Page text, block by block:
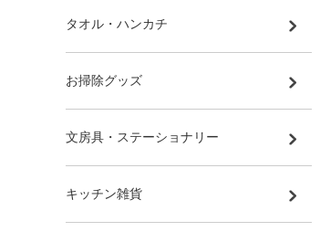
タオル・ハンカチ
お掃除グッズ
文房具・ステーショナリー
キッチン雑貨